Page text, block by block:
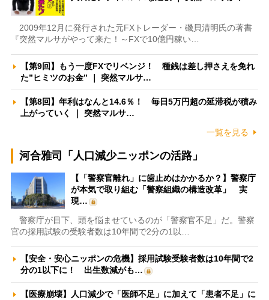
2009年12月に発行された元FXトレーダー・磯貝清明氏の著書
『突然マルサがやって来た！～FXで10億円稼い…
【第9回】もう一度FXでリベンジ！ 種銭は差し押さえを免れ
た”ヒミツのお金” ｜ 突然マルサ…
【第8回】年利はなんと14.6％！ 毎日5万円超の延滞税が積み
上がっていく ｜ 突然マルサ…
一覧を見る
河合雅司「人口減少ニッポンの活路」
【「警察官離れ」に歯止めはかかるか？】警察庁
が本気で取り組む「警察組織の構造改革」 実
現…
警察庁が目下、頭を悩ませているのが「警察官不足」だ。警察
官の採用試験の受験者数は10年間で2分の1以…
【安全・安心ニッポンの危機】採用試験受験者数は10年間で2
分の1以下に！ 出生数減がも…
【医療崩壊】人口減少で「医師不足」に加えて「患者不足」に